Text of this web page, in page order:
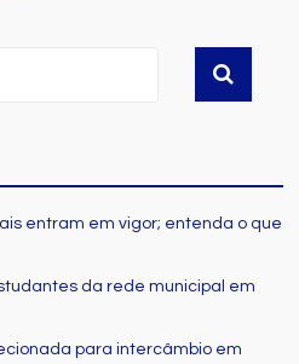
entram em vigor; entenda o que
da rede municipal em
para intercâmbio em